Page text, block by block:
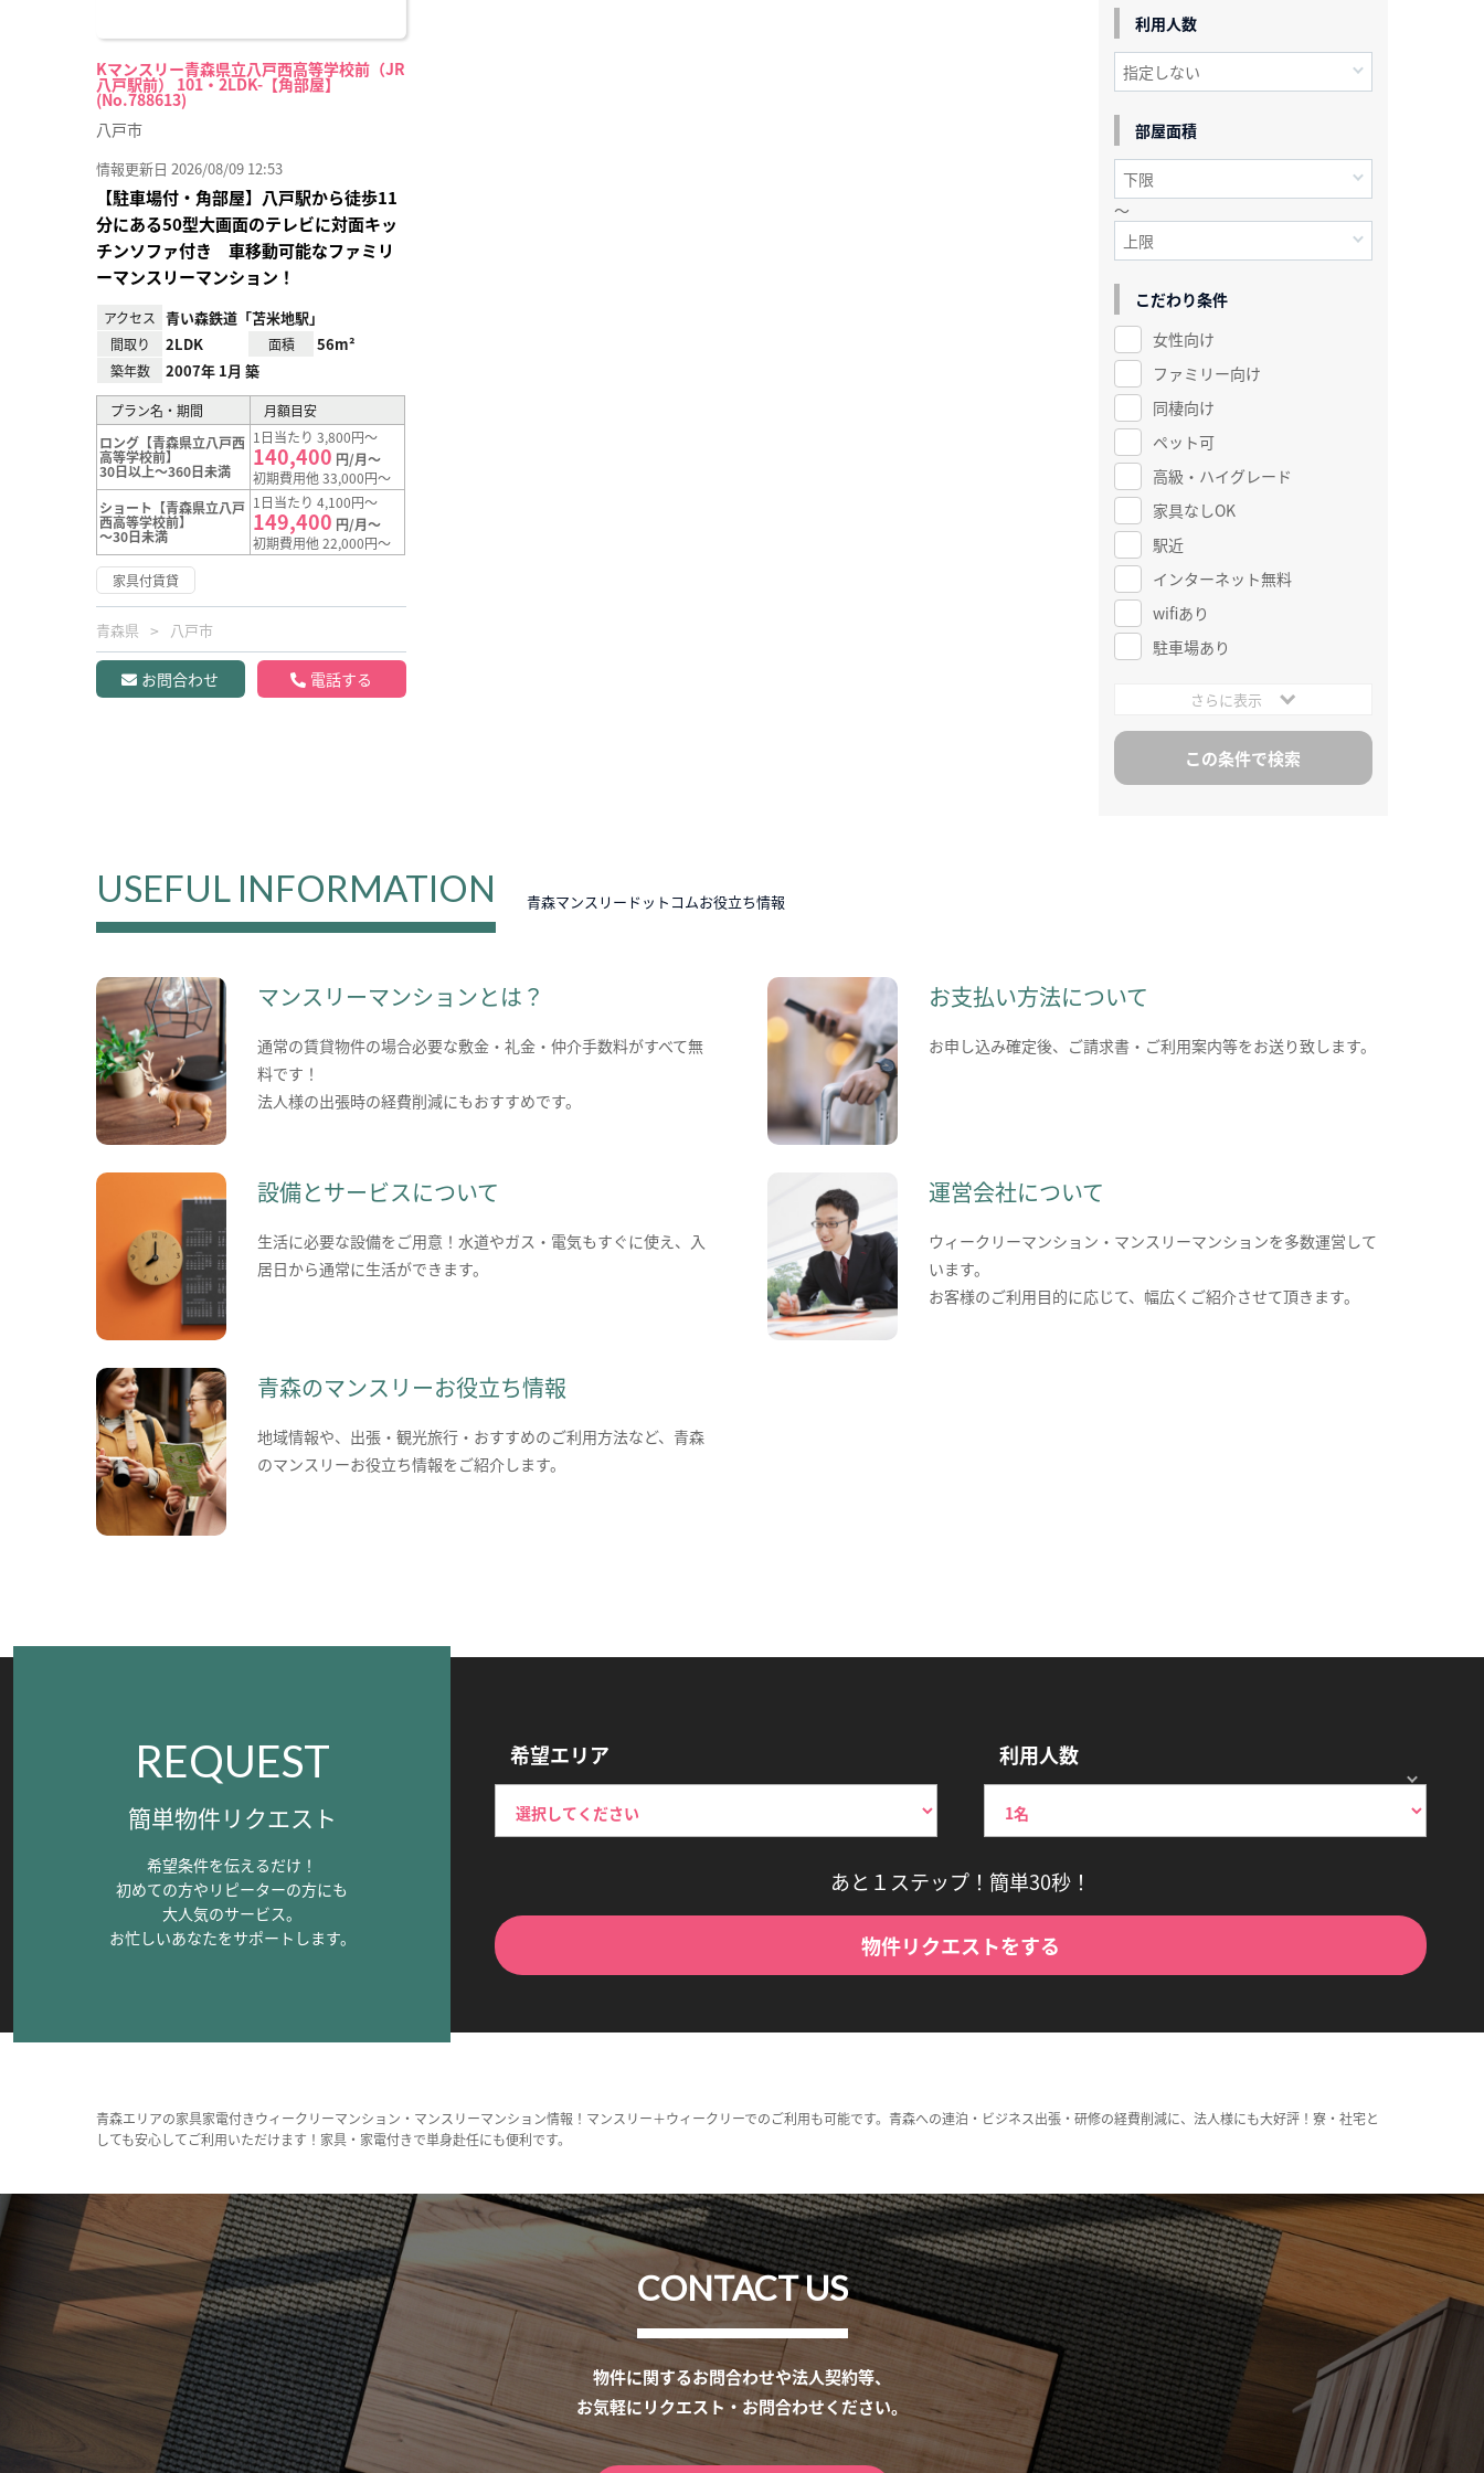
Kマンスリー青森県立八戸西高等学校前（JR
八戸駅前） 101・2LDK-【角部屋】
(No.788613)
八戸市
情報更新日 2026/08/09 12:53
【駐車場付・角部屋】八戸駅から徒歩11
分にある50型大画面のテレビに対面キッ
チンソファ付き 車移動可能なファミリ
ーマンスリーマンション！
アクセス 青い森鉄道「苫米地駅」
間取り 2LDK 面積 56m²
築年数 2007年 1月 築
プラン名・期間
月額目安
ロング【青森県立八戸西
高等学校前】
30日以上～360日未満
1日当たり 3,800円～
140,400 円/月～
初期費用他 33,000円～
ショート【青森県立八戸
西高等学校前】
～30日未満
1日当たり 4,100円～
149,400 円/月～
初期費用他 22,000円～
家具付賃貸
青森県 八戸市
お問合わせ 電話する
利用人数
部屋面積
～
こだわり条件
女性向け
ファミリー向け
同棲向け
ペット可
高級・ハイグレード
家具なしOK
駅近
インターネット無料
wifiあり
駐車場あり
さらに表示
USEFUL INFORMATION 青森マンスリードットコムお役立ち情報
マンスリーマンションとは？
通常の賃貸物件の場合必要な敷金・礼金・仲介手数料がすべて無
料です！
法人様の出張時の経費削減にもおすすめです。
お支払い方法について
お申し込み確定後、ご請求書・ご利用案内等をお送り致します。
設備とサービスについて
生活に必要な設備をご用意！水道やガス・電気もすぐに使え、入
居日から通常に生活ができます。
運営会社について
ウィークリーマンション・マンスリーマンションを多数運営して
います。
お客様のご利用目的に応じて、幅広くご紹介させて頂きます。
青森のマンスリーお役立ち情報
地域情報や、出張・観光旅行・おすすめのご利用方法など、青森
のマンスリーお役立ち情報をご紹介します。
REQUEST
簡単物件リクエスト
希望条件を伝えるだけ！
初めての方やリピーターの方にも
大人気のサービス。
お忙しいあなたをサポートします。
希望エリア 利用人数
あと１ステップ！簡単30秒！
物件リクエストをする
青森エリアの家具家電付きウィークリーマンション・マンスリーマンション情報！マンスリー＋ウィークリーでのご利用も可能です。青森への連泊・ビジネス出張・研修の経費削減に、法人様にも大好評！寮・社宅と
しても安心してご利用いただけます！家具・家電付きで単身赴任にも便利です。
CONTACT US
物件に関するお問合わせや法人契約等、
お気軽にリクエスト・お問合わせください。